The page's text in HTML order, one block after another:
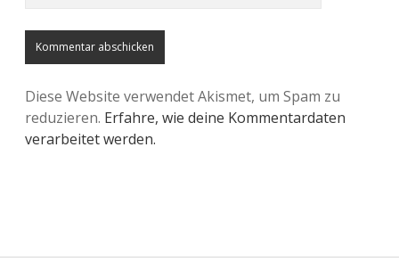
Diese Website verwendet Akismet, um Spam zu
reduzieren. Erfahre, wie deine Kommentardaten
verarbeitet werden.